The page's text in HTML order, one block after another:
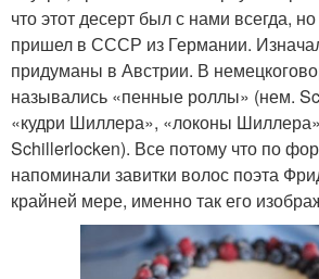
что этот десерт был с нами всегда,
пришел в СССР из Германии.
придуманы в Австрии. В
назывались «пенные роллы» (нем.
«кудри Шиллера», «локоны
Schillerlocken). Все потому что по
напоминали завитки волос поэта
крайней мере, именно так его